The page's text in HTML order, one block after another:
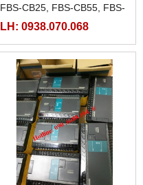
FBS-CB25, FBS-CB55, FBS-
CB2, FBS-CB5
LH: 0938.070.068